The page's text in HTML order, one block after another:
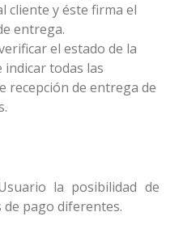
cliente y éste firma el
entrega.
el estado de la
indicar todas las
recepción de entrega de
la posibilidad de
pago diferentes.